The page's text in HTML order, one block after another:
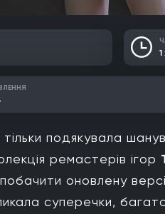
1
тільки подякувала
ремастерів ігор
оновлену
суперечки,